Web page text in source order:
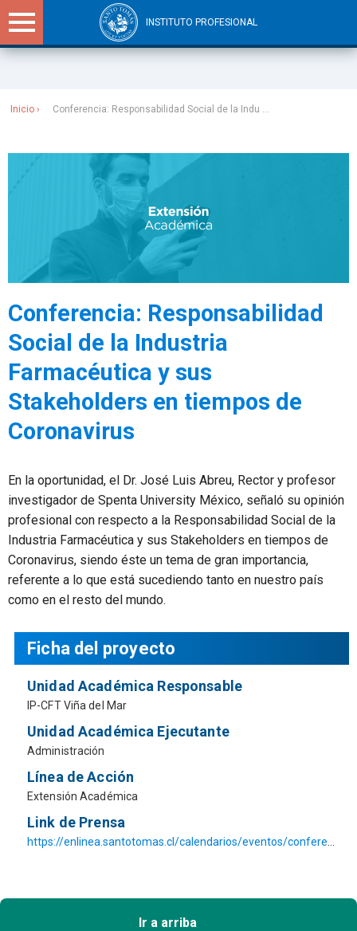
INSTITUTO PROFESIONAL
Inicio Conferencia: Responsabilidad Social de la Indu ...
Conferencia: Responsabilidad
Social de la Industria
Farmacéutica y sus
Stakeholders en tiempos de
Coronavirus
En la oportunidad, el Dr. José Luis Abreu, Rector y profesor
investigador de Spenta University México, señaló su opinión
profesional con respecto a la Responsabilidad Social de la
Industria Farmacéutica y sus Stakeholders en tiempos de
Coronavirus, siendo éste un tema de gran importancia,
referente a lo que está sucediendo tanto en nuestro país
como en el resto del mundo.
Ficha del proyecto
Unidad Académica Responsable
IP-CFT Viña del Mar
Unidad Académica Ejecutante
Administración
Línea de Acción
Extensión Académica
Link de Prensa
Ir a arriba